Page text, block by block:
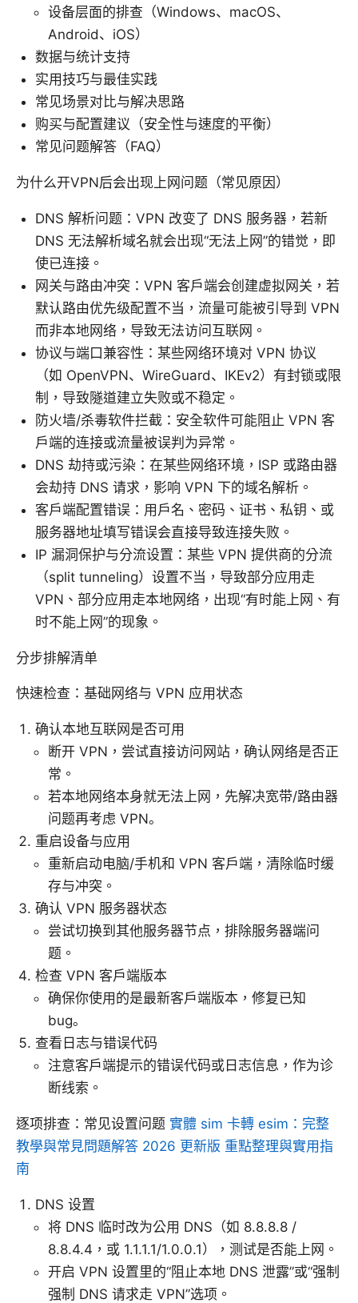
设备层面的排查（Windows、macOS、
Android、iOS）
数据与统计支持
实用技巧与最佳实践
常见场景对比与解决思路
购买与配置建议（安全性与速度的平衡）
常见问题解答（FAQ）
为什么开VPN后会出现上网问题（常见原因）
DNS 解析问题：VPN 改变了 DNS 服务器，若新
DNS 无法解析域名就会出现“无法上网”的错觉，即
使已连接。
网关与路由冲突：VPN 客户端会创建虚拟网关，若
默认路由优先级配置不当，流量可能被引导到 VPN
而非本地网络，导致无法访问互联网。
协议与端口兼容性：某些网络环境对 VPN 协议
（如 OpenVPN、WireGuard、IKEv2）有封锁或限
制，导致隧道建立失败或不稳定。
防火墙/杀毒软件拦截：安全软件可能阻止 VPN 客
户端的连接或流量被误判为异常。
DNS 劫持或污染：在某些网络环境，ISP 或路由器
会劫持 DNS 请求，影响 VPN 下的域名解析。
客户端配置错误：用户名、密码、证书、私钥、或
服务器地址填写错误会直接导致连接失败。
IP 漏洞保护与分流设置：某些 VPN 提供商的分流
（split tunneling）设置不当，导致部分应用走
VPN、部分应用走本地网络，出现“有时能上网、有
时不能上网”的现象。
分步排解清单
快速检查：基础网络与 VPN 应用状态
确认本地互联网是否可用
断开 VPN，尝试直接访问网站，确认网络是否正
常。
若本地网络本身就无法上网，先解决宽带/路由器
问题再考虑 VPN。
重启设备与应用
重新启动电脑/手机和 VPN 客户端，清除临时缓
存与冲突。
确认 VPN 服务器状态
尝试切换到其他服务器节点，排除服务器端问
题。
检查 VPN 客户端版本
确保你使用的是最新客户端版本，修复已知
bug。
查看日志与错误代码
注意客户端提示的错误代码或日志信息，作为诊
断线索。
逐项排查：常见设置问题 實體 sim 卡轉 esim：完整
教學與常見問題解答 2026 更新版 重點整理與實用指
南
DNS 设置
将 DNS 临时改为公用 DNS（如 8.8.8.8 /
8.8.4.4，或 1.1.1.1/1.0.0.1），测试是否能上网。
开启 VPN 设置里的“阻止本地 DNS 泄露”或“强制
强制 DNS 请求走 VPN”选项。